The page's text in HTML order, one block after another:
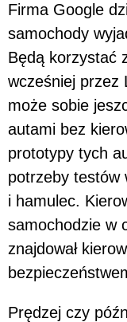
Firma Google
samochody
Będą korzystać
wcześniej przez
może sobie
autami bez
prototypy tych
potrzeby testów
i hamulec.
samochodzie w
znajdował
Prędzej czy